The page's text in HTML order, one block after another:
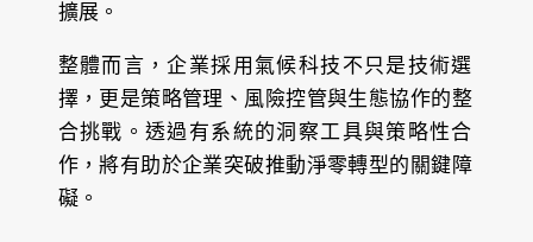
擴展。
整體而言，企業採用氣候科技不只是技術選
擇，更是策略管理、風險控管與生態協作的整
合挑戰。透過有系統的洞察工具與策略性合
作，將有助於企業突破推動淨零轉型的關鍵障
礙。